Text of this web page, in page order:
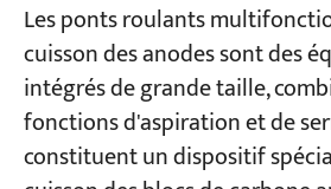
Les ponts roulants
cuisson des anodes sont des
intégrés de grande taille,
fonctions d'aspiration et de
constituent un dispositif